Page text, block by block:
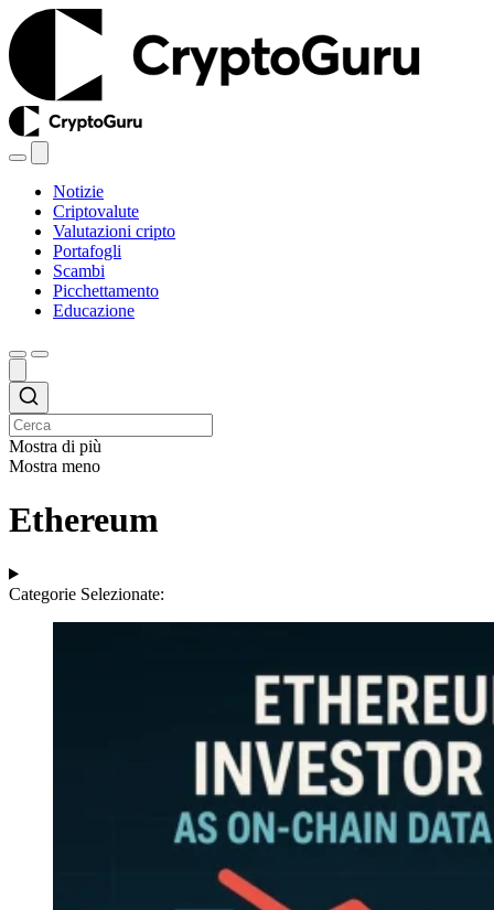
Notizie
Criptovalute
Valutazioni cripto
Portafogli
Scambi
Picchettamento
Educazione
Mostra di più
Mostra meno
Ethereum
Categorie Selezionate: